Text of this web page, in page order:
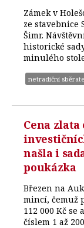
Zámek v
ze stavebnice
Šimr.
historické
minulého
netradiční
Cena
našla i
poukázka
Březen na
mincí, čemuž
112 000 Kč
číslem 1 až